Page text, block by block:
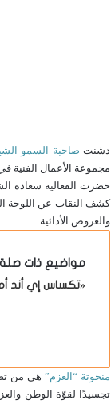
دشنت صاحبة السمو
مجموعة الأعمال الفنية
حضرت الفعالية سعادة
كشف النقاب عن اللوحة
والعروض الأدائية.
مواضيع ذات صلة
«تكساس إي أند أم
منحوتة “العزم”هي من
تجسيدًا لقوّة الوطن